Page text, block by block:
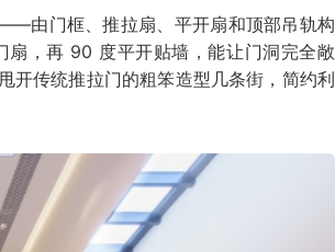
由门框、推拉扇、平开扇和顶部吊轨构
扇，再 90 度平开贴墙，能让门洞完全敞
开传统推拉门的粗笨造型几条街，简约利